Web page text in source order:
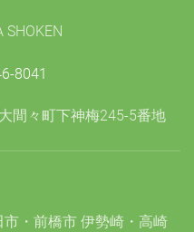
SHOKEN
8041
間々町下神梅245-5番地
・前橋市 伊勢崎・高崎